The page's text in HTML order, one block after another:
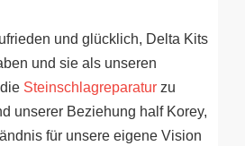
und glücklich, Delta Kits
und sie als unseren
Steinschlagreparatur zu
unserer Beziehung half Korey,
für unsere eigene Vision